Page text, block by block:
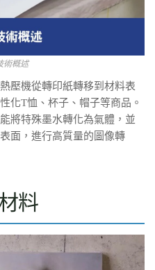
術概述
壓機從轉印紙轉移到材料表
化T恤、杯子、帽子等商品。
將特殊墨水轉化為氣體，並
面，進行高質量的圖像轉
料